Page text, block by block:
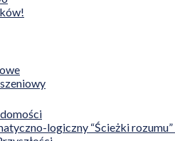
logiczny “Ścieżki